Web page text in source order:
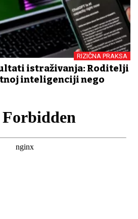
RIZIČNA PRAKSA
istraživanja: Roditelji
inteligenciji nego